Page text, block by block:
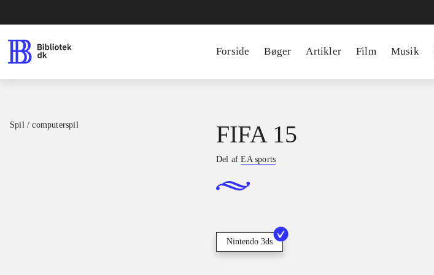
Forside Bøger Artikler Film Musik
Spil / computerspil FIFA 15
Del afEA sports
Nintendo 3ds